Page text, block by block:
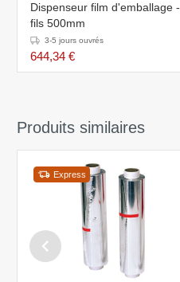
Dispenseur film d'emballage -
fils 500mm
3-5 jours ouvrés
644,34 €
Produits similaires
Express